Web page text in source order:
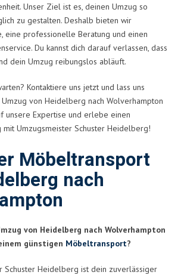
Unser Ziel ist es, deinen Umzug so
zu gestalten. Deshalb bieten wir
eine professionelle Beratung und einen
Du kannst dich darauf verlassen, dass
dein Umzug reibungslos abläuft.
Kontaktiere uns jetzt und lass uns
von Heidelberg nach Wolverhampton
unsere Expertise und erlebe einen
Umzugsmeister Schuster Heidelberg!
Möbeltransport
nach
von Heidelberg nach Wolverhampton
günstigen Möbeltransport?
Schuster Heidelberg ist dein zuverlässiger